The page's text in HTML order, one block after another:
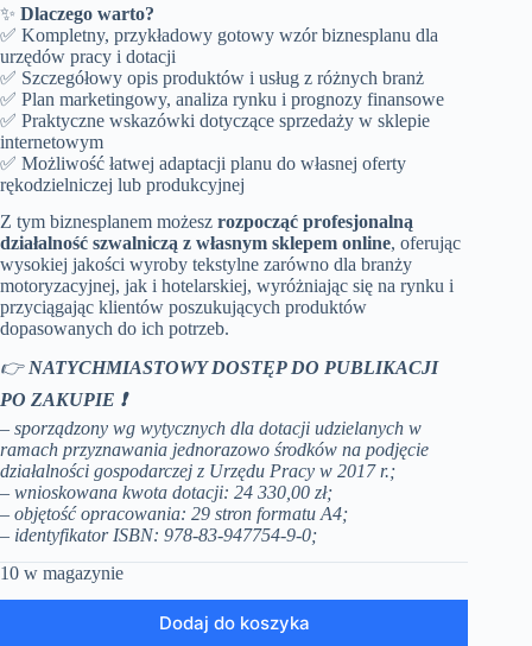
✨ Dlaczego warto?
✅ Kompletny, przykładowy gotowy wzór biznesplanu dla
urzędów pracy i dotacji
✅ Szczegółowy opis produktów i usług z różnych branż
✅ Plan marketingowy, analiza rynku i prognozy finansowe
✅ Praktyczne wskazówki dotyczące sprzedaży w sklepie
internetowym
✅ Możliwość łatwej adaptacji planu do własnej oferty
rękodzielniczej lub produkcyjnej
Z tym biznesplanem możesz rozpocząć profesjonalną
działalność szwalniczą z własnym sklepem online, oferując
wysokiej jakości wyroby tekstylne zarówno dla branży
motoryzacyjnej, jak i hotelarskiej, wyróżniając się na rynku i
przyciągając klientów poszukujących produktów
dopasowanych do ich potrzeb.
👉 NATYCHMIASTOWY DOSTĘP DO PUBLIKACJI
PO ZAKUPIE ❗
– sporządzony wg wytycznych dla dotacji udzielanych w
ramach przyznawania jednorazowo środków na podjęcie
działalności gospodarczej z Urzędu Pracy w 2017 r.;
– wnioskowana kwota dotacji: 24 330,00 zł;
– objętość opracowania: 29 stron formatu A4;
– identyfikator ISBN: 978-83-947754-9-0;
10 w magazynie
Dodaj do koszyka